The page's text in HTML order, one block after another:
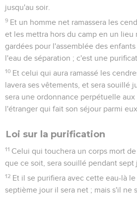
jusqu'au soir.
9 Et un homme net ramassera les
et les mettra hors du camp en un lieu
gardées pour l'assemblée des
l'eau de séparation ; c'est une
10 Et celui qui aura ramassé les
lavera ses vêtements, et sera souillé
sera une ordonnance perpétuelle aux
l'étranger qui fait son séjour parmi eux.
Loi sur la purification
11 Celui qui touchera un corps mort
que ce soit, sera souillé pendant sept
12 Et il se purifiera avec cette eau-là
septième jour il sera net ; mais s'il ne